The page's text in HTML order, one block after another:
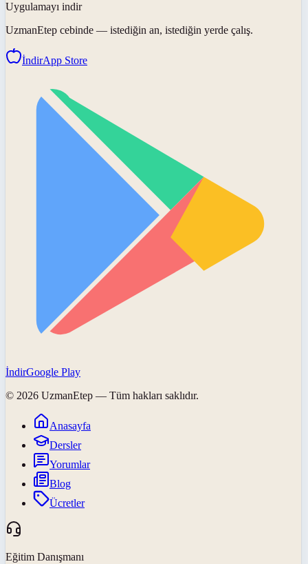
Uygulamayı indir
UzmanEtep cebinde — istediğin an, istediğin yerde çalış.
İndirApp Store
İndirGoogle Play
© 2026 UzmanEtep — Tüm hakları saklıdır.
Anasayfa
Dersler
Yorumlar
Blog
Ücretler
Eğitim Danışmanı